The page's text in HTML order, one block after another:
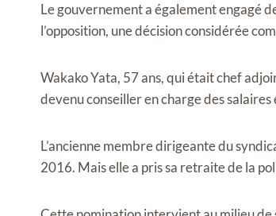
Le gouvernement a également engagé
l’opposition, une décision considérée
Wakako Yata, 57 ans, qui était chef
devenu conseiller en charge des salaires
L’ancienne membre dirigeante du
2016. Mais elle a pris sa retraite de la